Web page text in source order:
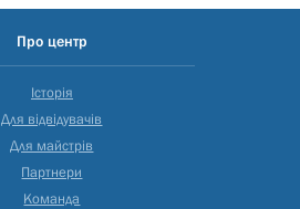
Про центр
Історія
Для відвідувачів
Для майстрів
Партнери
Команда